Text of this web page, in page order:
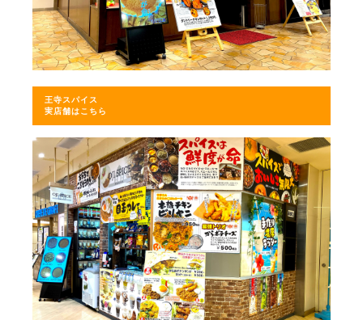
王寺スパイス
実店舗はこちら